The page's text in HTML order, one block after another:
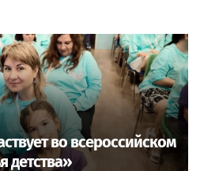
во всероссийском
детства»